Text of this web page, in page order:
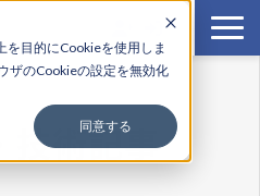
を目的にCookieを使用しま
ザのCookieの設定を無効化
同意する
ス一覧
技術記事